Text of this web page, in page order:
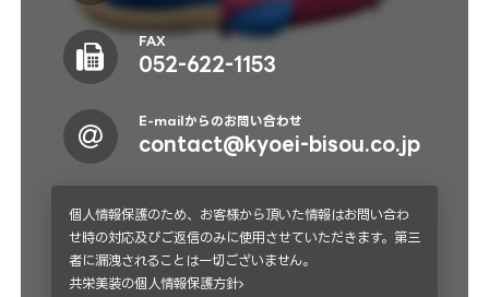
FAX
052-622-1153
E-mailからのお問い合わせ
contact@kyoei-bisou.co.jp
個人情報保護のため、お客様から頂いた情報はお問い合わ
せ時の対応及びご返信のみに使用させていただきます。第三
者に漏洩されることは一切ございません。
共栄美装の個人情報保護方針